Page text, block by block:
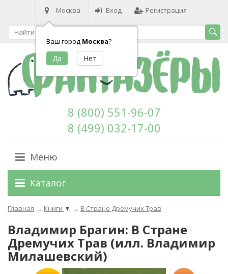
Москва
Ваш город Москва?
Вход Регистрация
8 (800) 551-96-07
8 (499) 032-17-00
Меню
Каталог
Главная → Книги ▼ → В Стране Дремучих Трав
Владимир Брагин: В Стране
Дремучих Трав (илл. Владимир
Милашевский)